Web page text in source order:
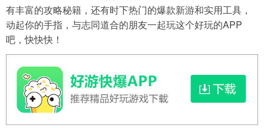
有丰富的攻略秘籍，还有时下热门的爆款新游和实用工具，
动起你的手指，与志同道合的朋友一起玩这个好玩的APP
吧，快快快！